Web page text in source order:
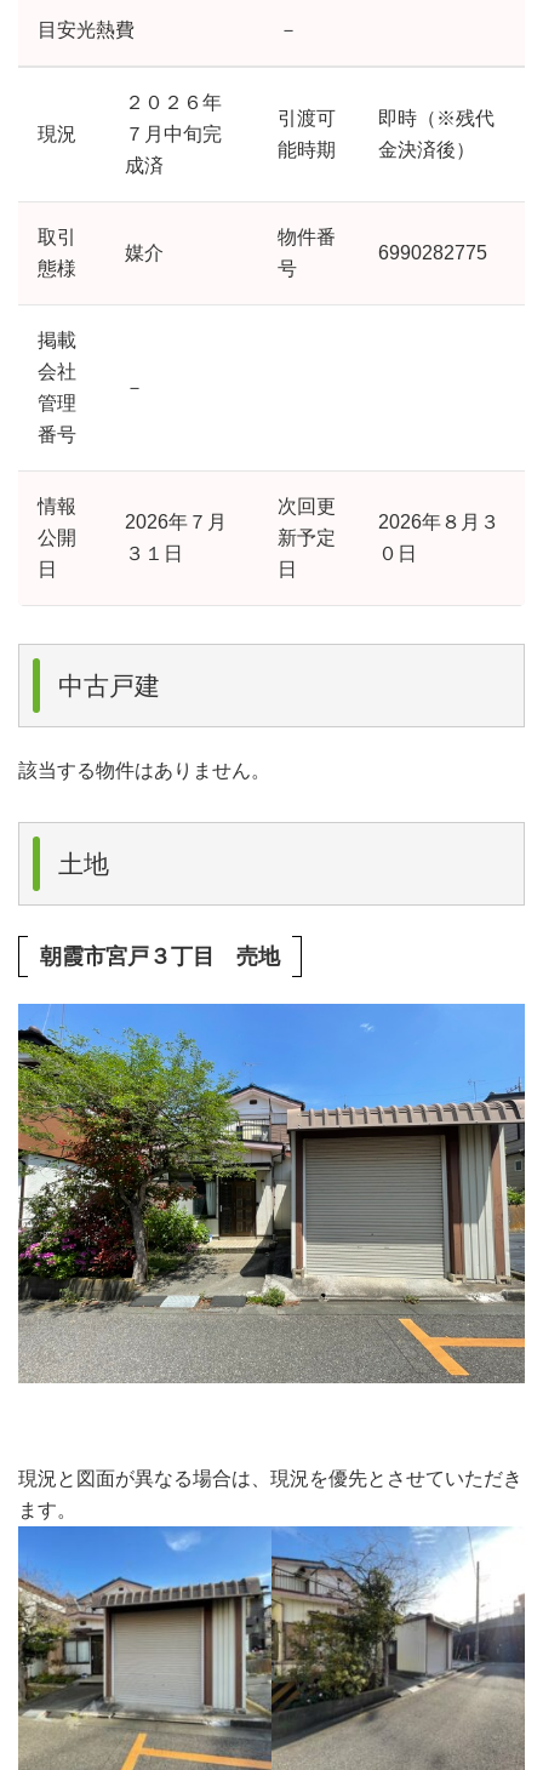
目安光熱費 －
現況
２０２６年
７月中旬完
成済
引渡可
能時期
即時（※残代
金決済後）
取引
態様
媒介
物件番
号
6990282775
掲載
会社
管理
番号
－
情報
公開
日
2026年７月
３１日
次回更
新予定
日
2026年８月３
０日
中古戸建
該当する物件はありません。
土地
朝霞市宮戸３丁目 売地
現況と図面が異なる場合は、現況を優先とさせていただき
ます。